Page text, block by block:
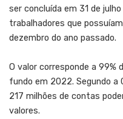
ser concluída em 31 de
trabalhadores que
dezembro do ano passado.
O valor corresponde a 99%
fundo em 2022. Segundo a
217 milhões de contas
valores.